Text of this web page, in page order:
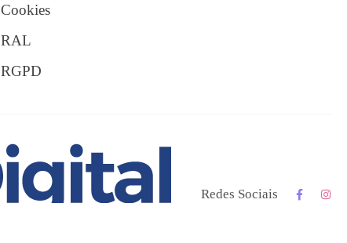
Cookies
RAL
RGPD
Redes Sociais